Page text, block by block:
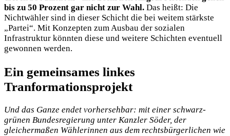
bis zu 50 Prozent gar nicht zur Wahl. Das heißt: Die
Nichtwähler sind in dieser Schicht die bei weitem stärkste
„Partei“. Mit Konzepten zum Ausbau der sozialen
Infrastruktur könnten diese und weitere Schichten eventuell
gewonnen werden.
Ein gemeinsames linkes
Tranformationsprojekt
Und das Ganze endet vorhersehbar: mit einer schwarz-
grünen Bundesregierung unter Kanzler Söder, der
gleichermaßen Wählerinnen aus dem rechtsbürgerlichen wie